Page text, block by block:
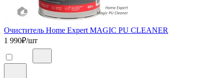
Очиститель Home Expert MAGIC PU CLEANER
1 990₽/шт